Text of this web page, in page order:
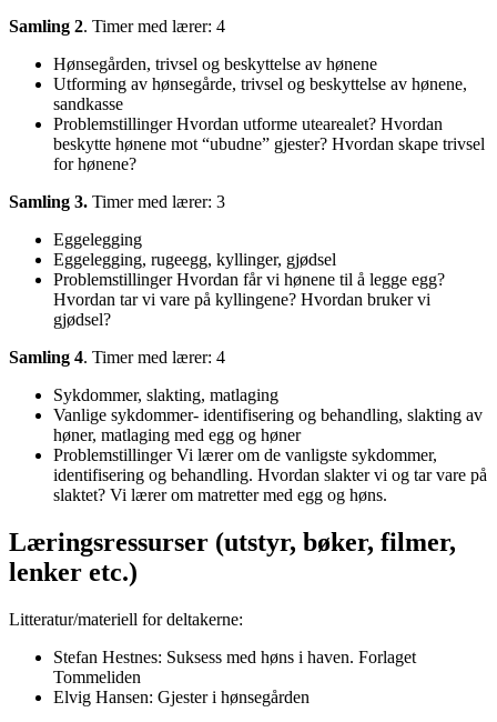
Samling 2. Timer med lærer: 4
Hønsegården, trivsel og beskyttelse av hønene
Utforming av hønsegårde, trivsel og beskyttelse av hønene,
sandkasse
Problemstillinger Hvordan utforme utearealet? Hvordan
beskytte hønene mot “ubudne” gjester? Hvordan skape trivsel
for hønene?
Samling 3. Timer med lærer: 3
Eggelegging
Eggelegging, rugeegg, kyllinger, gjødsel
Problemstillinger Hvordan får vi hønene til å legge egg?
Hvordan tar vi vare på kyllingene? Hvordan bruker vi
gjødsel?
Samling 4. Timer med lærer: 4
Sykdommer, slakting, matlaging
Vanlige sykdommer- identifisering og behandling, slakting av
høner, matlaging med egg og høner
Problemstillinger Vi lærer om de vanligste sykdommer,
identifisering og behandling. Hvordan slakter vi og tar vare på
slaktet? Vi lærer om matretter med egg og høns.
Læringsressurser (utstyr, bøker, filmer,
lenker etc.)
Litteratur/materiell for deltakerne:
Stefan Hestnes: Suksess med høns i haven. Forlaget
Tommeliden
Elvig Hansen: Gjester i hønsegården